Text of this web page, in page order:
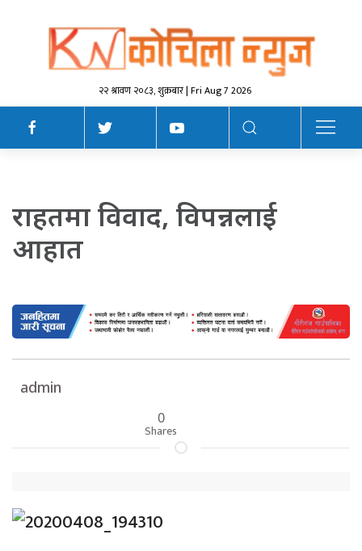
२२ श्रावण २०८३, शुक्रबार | Fri Aug 7 2026
राहतमा विवाद, विपन्नलाई
आहात
admin
0
Shares